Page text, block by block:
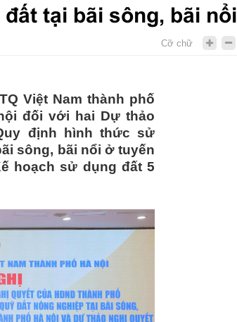
tại bãi sông, bãi nổi
Cỡ chữ
Việt Nam thành phố
đối với hai Dự thảo
định hình thức sử
sông, bãi nổi ở tuyến
hoạch sử dụng đất 5